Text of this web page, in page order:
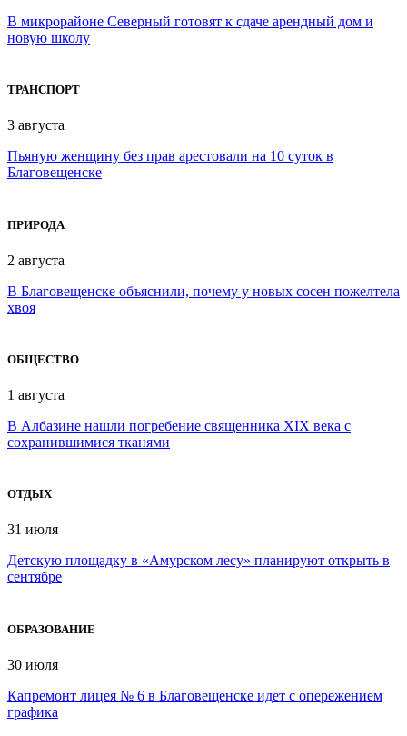
В микрорайоне Северный готовят к сдаче арендный дом и
новую школу
ТРАНСПОРТ
3 августа
Пьяную женщину без прав арестовали на 10 суток в
Благовещенске
ПРИРОДА
2 августа
В Благовещенске объяснили, почему у новых сосен пожелтела
хвоя
ОБЩЕСТВО
1 августа
В Албазине нашли погребение священника XIX века с
сохранившимися тканями
ОТДЫХ
31 июля
Детскую площадку в «Амурском лесу» планируют открыть в
сентябре
ОБРАЗОВАНИЕ
30 июля
Капремонт лицея № 6 в Благовещенске идет с опережением
графика